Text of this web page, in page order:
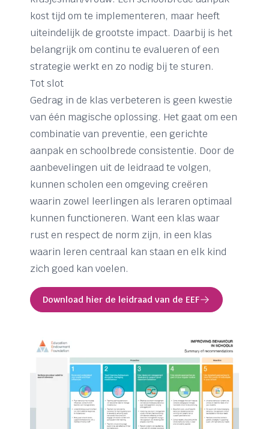
kost tijd om te implementeren, maar heeft
uiteindelijk de grootste impact. Daarbij is het
belangrijk om continu te evalueren of een
strategie werkt en zo nodig bij te sturen.
Tot slot
Gedrag in de klas verbeteren is geen kwestie
van één magische oplossing. Het gaat om een
combinatie van preventie, een gerichte
aanpak en schoolbrede consistentie. Door de
aanbevelingen uit de leidraad te volgen,
kunnen scholen een omgeving creëren
waarin zowel leerlingen als leraren optimaal
kunnen functioneren. Want een klas waar
rust en respect de norm zijn, in een klas
waarin leren centraal kan staan en elk kind
zich goed kan voelen.
Download hier de leidraad van de EEF